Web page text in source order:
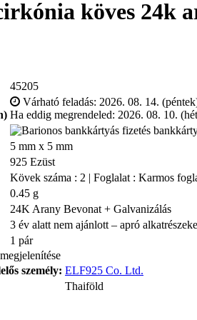
köves 24k
45205
Várható feladás: 2026. 08. 14.
Ha eddig megrendeled: 2026. 08. 10.
5 mm x 5 mm
925 Ezüst
Kövek száma : 2 | Foglalat : Karmos
0.45 g
24K Arany Bevonat + Galvanizálás
3 év alatt nem ajánlott – apró
1 pár
személy: ELF925 Co. Ltd.
Thaiföld